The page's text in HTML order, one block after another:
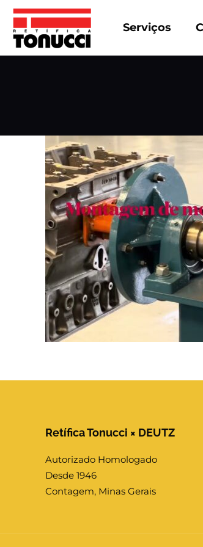
Serviços
Retífica Tonucci × DEUTZ
Autorizado Homologado
Desde 1946
Contagem, Minas Gerais